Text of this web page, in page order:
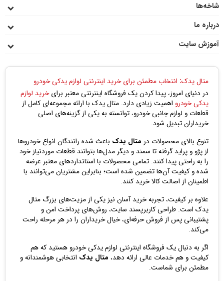
شاخه‌ها
درباره ما
آموزش سایت
متال یدک: انتخاب مطمئن برای خرید اینترنتی لوازم یدکی خودرو
در دنیای امروز، پیدا کردن یک فروشگاه اینترنتی معتبر برایخرید لوازم
یدکی خودرو اهمیت زیادی دارد. متال یدک با ارائه مجموعه‌ای کامل از
قطعات و لوازم جانبی خودرو، توانسته به یکی از گزینه‌های اصلی
خریداران تبدیل شود.
تنوع بالای محصولات در متال یدک باعث شده رانندگان انواع خودروها
از پژو و پراید گرفته تا سمند و دیگر مدل‌ها بتوانند قطعات موردنیاز خود
را به راحتی پیدا کنند. تمامی محصولات با استانداردهای معتبر عرضه
شده و کیفیت آن‌ها تضمین شده است؛ بنابراین مشتریان می‌توانند با
اطمینان از اصالت کالا خرید کنند.
علاوه بر کیفیت، تجربه خرید آسان نیز یکی از مزیت‌های بزرگ متال
یدک است. طراحی کاربرپسند سایت، روش‌های پرداخت امن و
پشتیبانی پس از فروش حرفه‌ای، خیال خریداران را در هر مرحله راحت
می‌کند.
اگر به دنبال یک فروشگاه اینترنتی لوازم یدکی خودرو هستید که هم
کیفیت و هم خدمات عالی ارائه دهد، متال یدک انتخابی هوشمندانه و
مطمئن برای شماست.